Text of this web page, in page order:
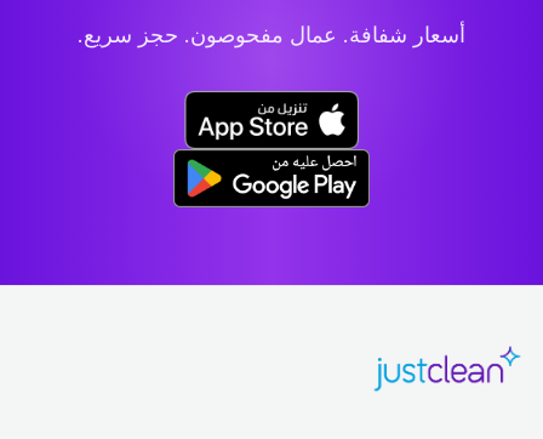
أسعار شفافة. عمال مفحوصون. حجز سريع.